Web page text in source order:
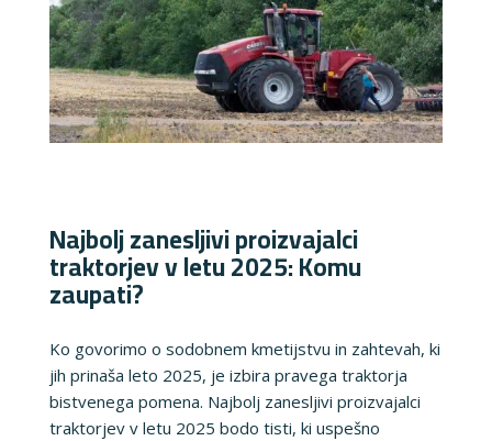
Najbolj zanesljivi proizvajalci
traktorjev v letu 2025: Komu
zaupati?
Ko govorimo o sodobnem kmetijstvu in zahtevah, ki
jih prinaša leto 2025, je izbira pravega traktorja
bistvenega pomena. Najbolj zanesljivi proizvajalci
traktorjev v letu 2025 bodo tisti, ki uspešno